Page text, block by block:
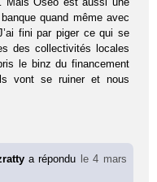
quand même avec
fini par piger ce qui se
des collectivités locales
le binz du financement
vont se ruiner et nous
a répondu le 4 mars